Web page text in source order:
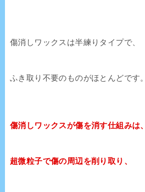
傷消しワックスは半練りタイプで、
ふき取り不要のものがほとんどです。
傷消しワックスが傷を消す仕組みは、
超微粒子で傷の周辺を削り取り、